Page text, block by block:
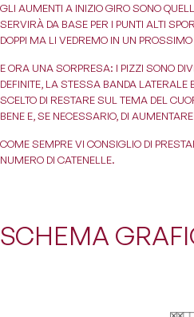
GLI AUMENTI A INIZIO GIRO SONO
SERVIRÀ DA BASE PER I PUNTI ALTI
DOPPI MA LI VEDREMO IN UN
E ORA UNA SORPRESA: I PIZZI SONO
DEFINITE, LA STESSA BANDA
SCELTO DI RESTARE SUL TEMA DEL
BENE E, SE NECESSARIO, DI
COME SEMPRE VI CONSIGLIO DI
NUMERO DI CATENELLE.
SCHEMA